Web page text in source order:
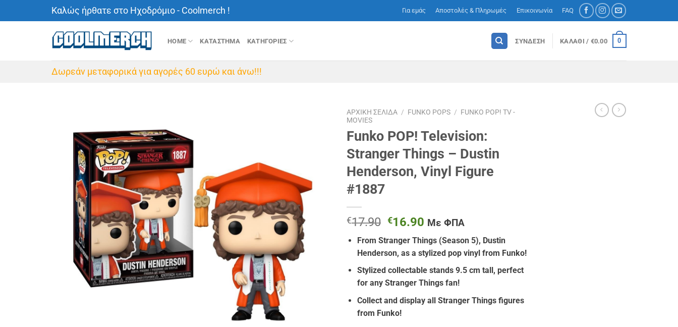
Καλώς ήρθατε στο Ηχοδρόμιο - Coolmerch ! Για εμάς Αποστολές & Πληρωμές Επικοινωνία FAQ
HOME ΚΑΤΑΣΤΗΜΑ ΚΑΤΗΓΟΡΙΕΣ ΣΎΝΔΕΣΗ ΚΑΛΆΘΙ / €0.00 0
Δωρεάν μεταφορικά για αγορές 60 ευρώ και άνω!!!
ΑΡΧΙΚΉ ΣΕΛΊΔΑ / FUNKO POPS / FUNKO POP! TV -
MOVIES
Funko POP! Television:
Stranger Things – Dustin
Henderson, Vinyl Figure
#1887
€17.90 Original
price
was:
€17.90.
€16.90 Η
τρέχουσα
τιμή
είναι:
€16.90.
Με ΦΠΑ
From Stranger Things (Season 5), Dustin
Henderson, as a stylized pop vinyl from Funko!
Stylized collectable stands 9.5 cm tall, perfect
for any Stranger Things fan!
Collect and display all Stranger Things figures
from Funko!